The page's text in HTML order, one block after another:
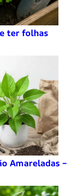
ter folhas
Amareladas –